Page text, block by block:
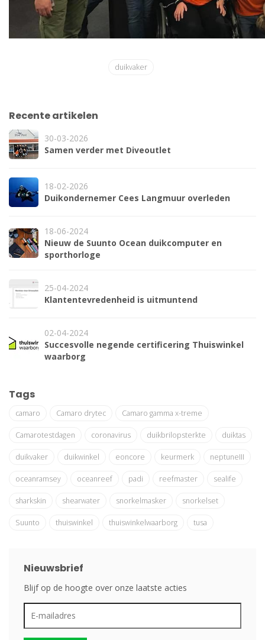
duikvaker
Recente artikelen
30-03-2026
Samen verder met Diveoutlet
18-02-2026
Duikondernemer Cees Langmuur overleden
18-06-2024
Nieuw de Suunto Ocean duikcomputer en
sporthorloge
25-04-2024
Klantentevredenheid is uitmuntend
02-04-2024
Succesvolle negende certificering Thuiswinkel
waarborg
Tags
camaro Camaro drytec Camaro gamma x-treme
Camarotestdagen coronavirus duikbrilopsterkte duiktas
duikvaker duikwinkel eoncore keurmerk neptuneIII
oceanramsey oceanreef padi reefmaster sealife
sharkskin shearwater snorkelmasker snorkelset
Suunto thuiswinkel thuiswinkelwaarborg tusa
Nieuwsbrief
Blijf op de hoogte over onze laatste acties